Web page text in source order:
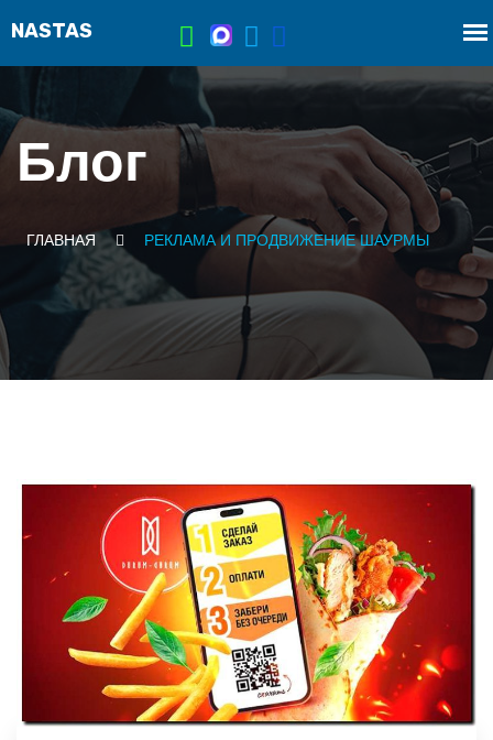
Блог
ГЛАВНАЯ РЕКЛАМА И ПРОДВИЖЕНИЕ ШАУРМЫ